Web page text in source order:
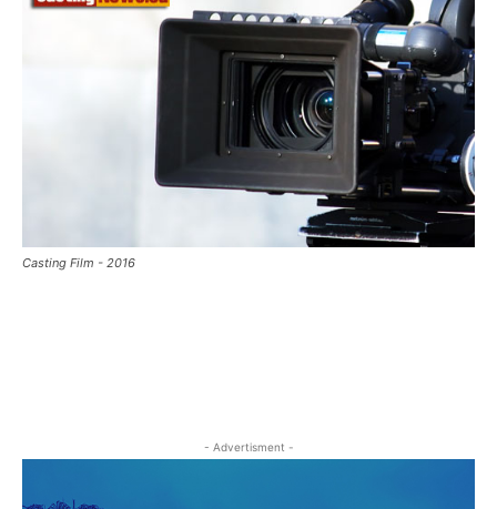
Casting Film - 2016
- Advertisment -